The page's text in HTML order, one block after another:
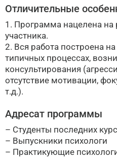
Отличительные
1. Программа нацелена на
участника.
2. Вся работа построена
типичных процессах,
консультирования
отсутствие мотивации,
т.д.).
Адресат программы
– Студенты последних
– Выпускники психологи
– Практикующие